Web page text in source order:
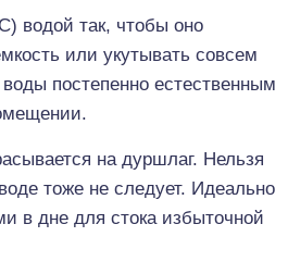
водой так, чтобы оно
или укутывать совсем
постепенно естественным
на дуршлаг. Нельзя
тоже не следует. Идеально
в дне для стока избыточной